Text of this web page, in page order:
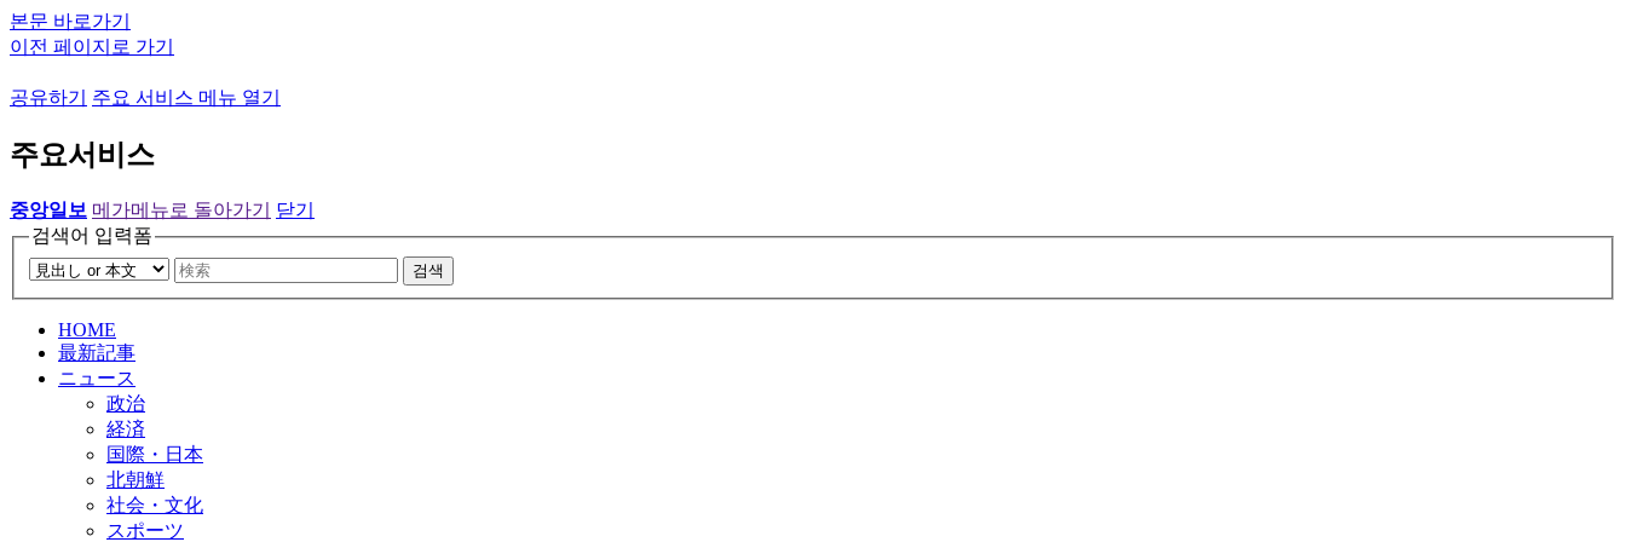
본문 바로가기
이전 페이지로 가기
공유하기 주요 서비스 메뉴 열기
주요서비스
중앙일보 메가메뉴로 돌아가기
닫기
검색어 입력폼
검색
HOME
最新記事
ニュース
政治
経済
国際・日本
北朝鮮
社会・文化
スポーツ